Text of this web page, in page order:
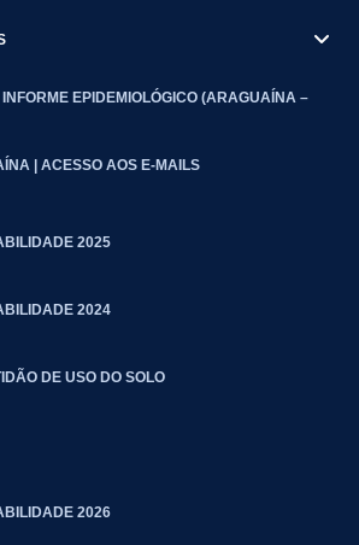
EPIDEMIOLÓGICO (ARAGUAÍNA –
| ACESSO AOS E-MAILS
2025
2024
DE USO DO SOLO
2026